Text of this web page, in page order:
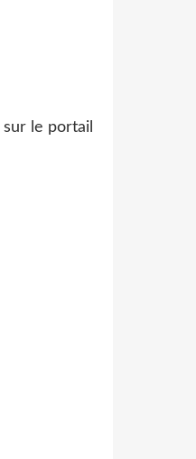
sur le portail